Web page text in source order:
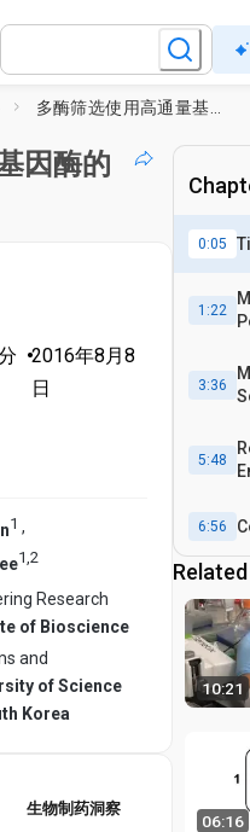
因酶的
•2016年8月8
日
1 ,
1 2
Research
of Bioscience
and
of Science
Korea
生物制药洞察
0:05
1:22
3:36
5:48
6:56
10:21
06:16